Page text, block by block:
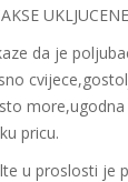
da je
pricu.
u proslosti je